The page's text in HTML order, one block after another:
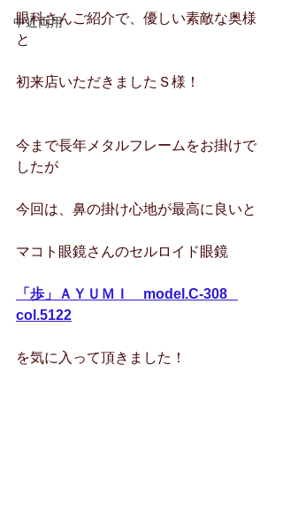
中近両用
眼科さんご紹介で、優しい素敵な奥様
と
初来店いただきましたＳ様！
今まで長年メタルフレームをお掛けで
したが
今回は、鼻の掛け心地が最高に良いと
マコト眼鏡さんのセルロイド眼鏡
「歩」ＡＹＵＭＩ　model.C-308
col.5122
を気に入って頂きました！